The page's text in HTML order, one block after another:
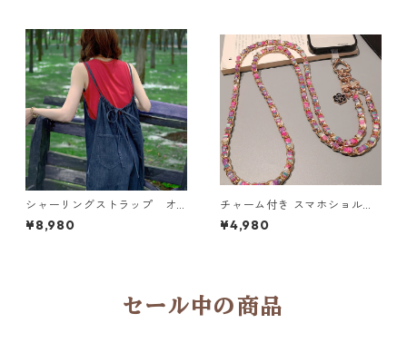
シャーリングストラップ オ
ーバーオール N CP021
¥8,980
チャーム付き スマホショルダ
ーストラップ 5col H 260122
¥4,980
セール中の商品